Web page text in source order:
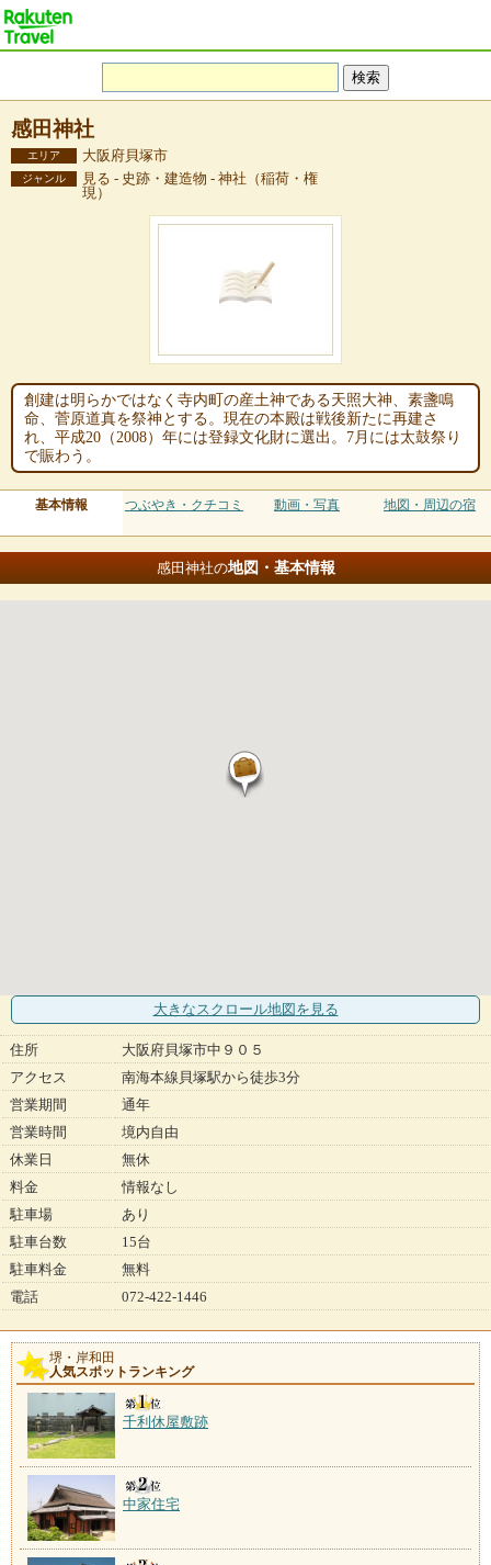
感田神社
エリア 大阪府貝塚市
ジャンル
見る - 史跡・建造物 - 神社（稲荷・権
現）
創建は明らかではなく寺内町の産土神である天照大神、素盞鳴
命、菅原道真を祭神とする。現在の本殿は戦後新たに再建さ
れ、平成20（2008）年には登録文化財に選出。7月には太鼓祭り
で賑わう。
基本情報 つぶやき・クチコミ 動画・写真 地図・周辺の宿
感田神社の地図・基本情報
大きなスクロール地図 を見る
住所
大阪府貝塚市中９０５
アクセス
南海本線貝塚駅から徒歩3分
営業期間
通年
営業時間
境内自由
休業日
無休
料金
情報なし
駐車場
あり
駐車台数
15台
駐車料金
無料
電話
072-422-1446
堺・岸和田
人気スポットランキング
千利休屋敷跡
中家住宅